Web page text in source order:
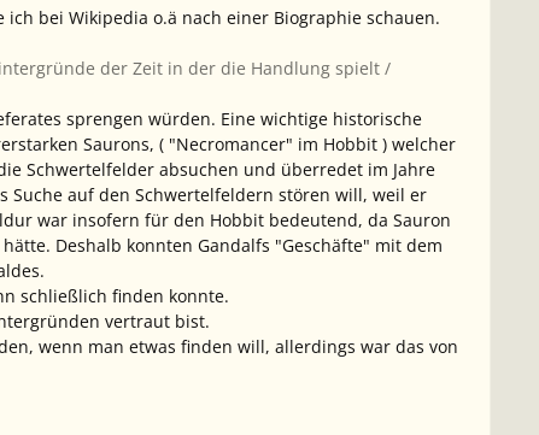
bei Wikipedia o.ä nach einer Biographie schauen.
der Zeit in der die Handlung spielt /
sprengen würden. Eine wichtige historische
Saurons, ( "Necromancer" im Hobbit ) welcher
Schwertelfelder absuchen und überredet im Jahre
Suche auf den Schwertelfeldern stören will, weil er
war insofern für den Hobbit bedeutend, da Sauron
Deshalb konnten Gandalfs "Geschäfte" mit dem
schließlich finden konnte.
vertraut bist.
wenn man etwas finden will, allerdings war das von